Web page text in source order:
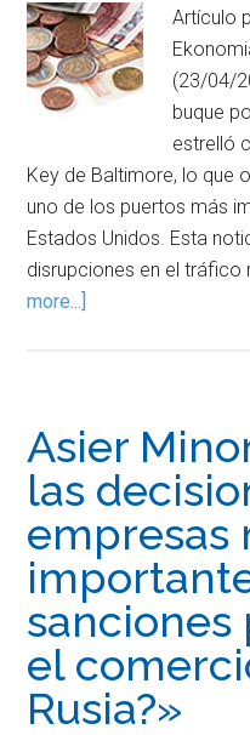
Artículo
(23/04/
buque
estrelló
Key de Baltimore, lo que
uno de los puertos más
Estados Unidos. Esta
disrupciones en el tráfico
more...]
Asier
las
empresas
sanciones
el
Rusia?»